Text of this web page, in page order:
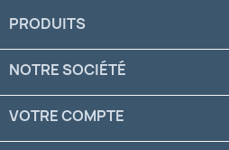
PRODUITS
NOTRE SOCIÉTÉ
VOTRE COMPTE